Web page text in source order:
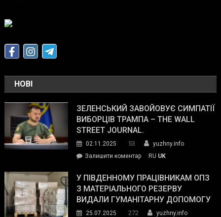
НОВІ
ЗЕЛЕНСЬКИЙ ЗАВОЙОВУЄ СИМПАТІЇ
ВИБОРЦІВ ТРАМПА – THE WALL
STREET JOURNAL.
02.11.2025 53
yuzhny.info
Залишити коментарon
завойовує
симпатії
виборців
RU UK
У ПІВДЕННОМУ ПРАЦІВНИКАМ ОПЗ
З МАТЕРІАЛЬНОГО РЕЗЕРВУ
ВИДАЛИ ГУМАНІТАРНУ ДОПОМОГУ
25.07.2025 272
yuzhny.info